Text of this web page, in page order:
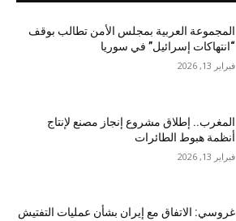
المجموعة العربية بمجلس الأمن تطالب بوقف
“انتهاكات إسرائيل” في سوريا
فبراير 13, 2026
المغرب.. إطلاق مشروع إنجاز مصنع لإنتاج
أنظمة هبوط الطائرات
فبراير 13, 2026
غروسي: الاتفاق مع إيران بشأن عمليات التفتيش